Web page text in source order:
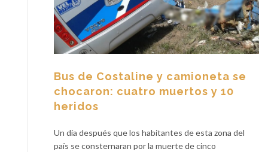
Bus de Costaline y camioneta se
chocaron: cuatro muertos y 10
heridos
Un día después que los habitantes de esta zona del
país se consternaran por la muerte de cinco